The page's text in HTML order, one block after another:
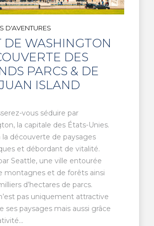
D'AVENTURES
DE WASHINGTON
DES
PARCS & DE
ISLAND
vous séduire par
la capitale des États-Unies.
la découverte de paysages
et débordant de vitalité.
Seattle, une ville entourée
montagnes et de forêts ainsi
d’hectares de parcs.
pas uniquement attractive
ses paysages mais aussi grâce